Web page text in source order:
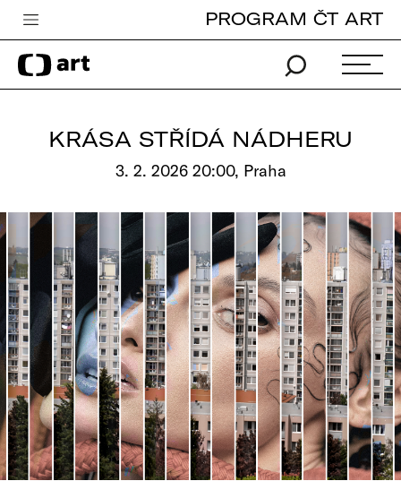
Česká televize
Zpravodajství
Pro děti
edu
Vše o ČT
PROGRAM ČT ART
KRÁSA STŘÍDÁ NÁDHERU
3. 2. 2026 20:00, Praha